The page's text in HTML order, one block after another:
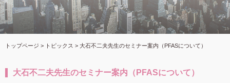
トップページ > トピックス > 大石不二夫先生のセミナー案内（PFASについて）
大石不二夫先生のセミナー案内（PFASについて）